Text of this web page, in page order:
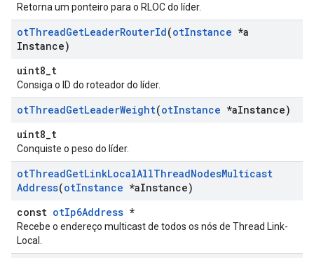
Retorna um ponteiro para o RLOC do líder.
otThreadGetLeaderRouterId(otInstance *a
Instance)
uint8_t
Consiga o ID do roteador do líder.
otThreadGetLeaderWeight(otInstance *aInstance)
uint8_t
Conquiste o peso do líder.
otThreadGetLinkLocalAllThreadNodesMulticast
Address(otInstance *aInstance)
const otIp6Address *
Recebe o endereço multicast de todos os nós de Thread Link-
Local.